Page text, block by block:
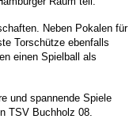
Neben Pokalen für
Torschütze ebenfalls
einen Spielball als
und spannende Spiele
TSV Buchholz 08.